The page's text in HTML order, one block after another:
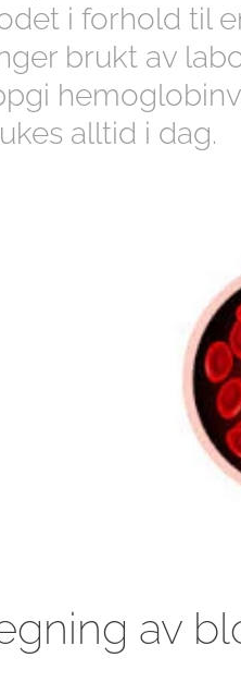
i forhold til
brukt av
alltid i dag.
av